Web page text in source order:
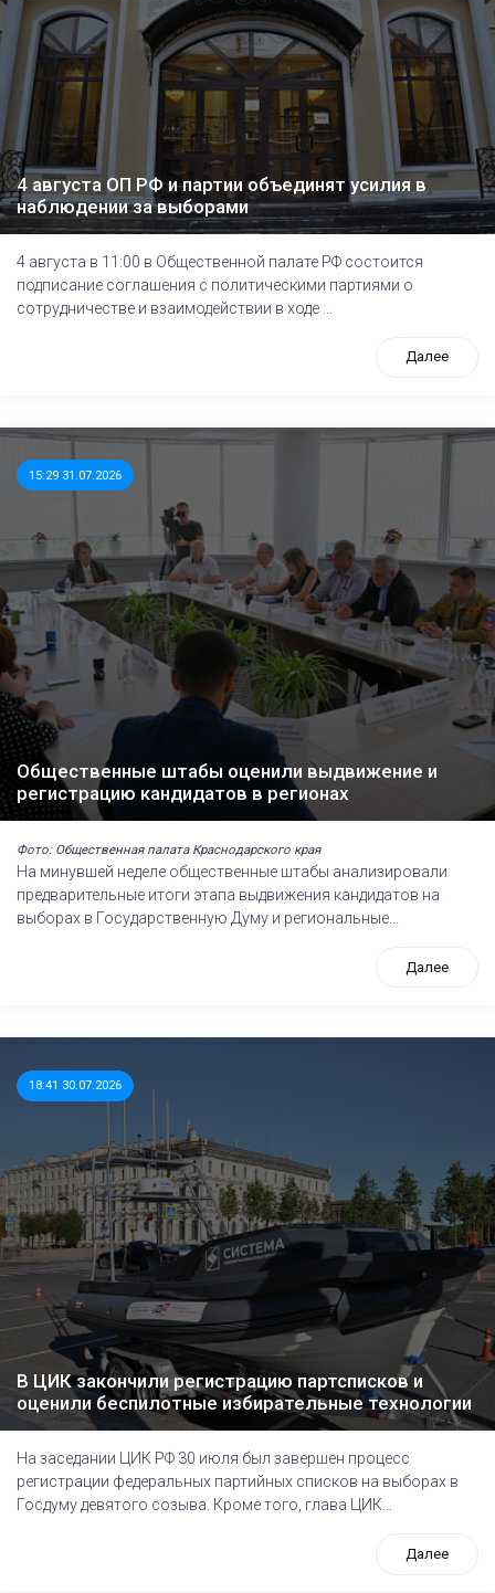
4 августа ОП РФ и партии объединят усилия в
наблюдении за выборами
4 августа в 11:00 в Общественной палате РФ состоится
подписание соглашения с политическими партиями о
сотрудничестве и взаимодействии в ходе ...
Далее
15:29 31.07.2026
Общественные штабы оценили выдвижение и
регистрацию кандидатов в регионах
Фото: Общественная палата Краснодарского края
На минувшей неделе общественные штабы анализировали
предварительные итоги этапа выдвижения кандидатов на
выборах в Государственную Думу и региональные...
Далее
18:41 30.07.2026
В ЦИК закончили регистрацию партсписков и
оценили беспилотные избирательные технологии
На заседании ЦИК РФ 30 июля был завершен процесс
регистрации федеральных партийных списков на выборах в
Госдуму девятого созыва. Кроме того, глава ЦИК...
Далее